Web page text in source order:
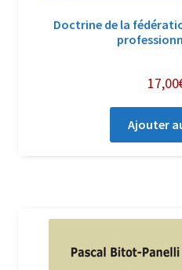
Doctrine de la
17,00
Ajouter